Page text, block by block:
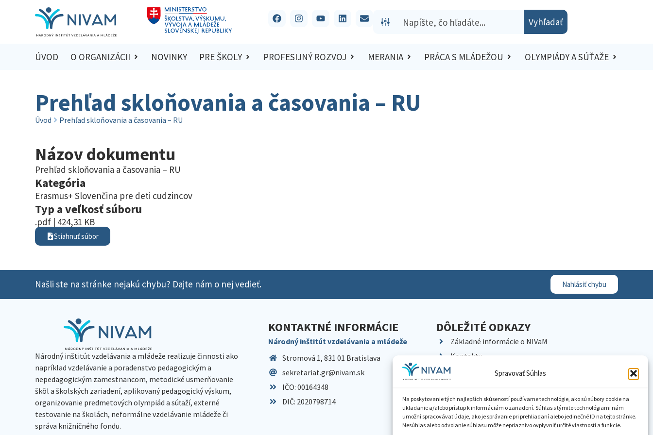
Spravovať Súhlas
Na poskytovanie tých najlepších skúseností používame technológie, ako sú súbory cookie na
ukladanie a/alebo prístup k informáciám o zariadení. Súhlas s týmito technológiami nám
umožní spracovávať údaje, ako je správanie pri prehliadaní alebo jedinečné ID na tejto stránke.
Nesúhlas alebo odvolanie súhlasu môže nepriaznivo ovplyvniť určité vlastnosti a funkcie.
Vyhľadať
ÚVOD O ORGANIZÁCII NOVINKY PRE ŠKOLY PROFESIJNÝ ROZVOJ MERANIA PRÁCA S MLÁDEŽOU OLYMPIÁDY A SÚŤAŽE
Prehľad skloňovania a časovania – RU
Úvod Prehľad skloňovania a časovania – RU
Názov dokumentu
Prehľad skloňovania a časovania – RU
Kategória
Erasmus+ Slovenčina pre deti cudzincov
Typ a veľkosť súboru
.pdf | 424,31 KB
Stiahnuť súbor
Našli ste na stránke nejakú chybu? Dajte nám o nej vedieť. Nahlásiť chybu
Národný inštitút vzdelávania a mládeže realizuje činnosti ako
napríklad vzdelávanie a poradenstvo pedagogickým a
nepedagogickým zamestnancom, metodické usmerňovanie
škôl a školských zariadení, aplikovaný pedagogický výskum,
organizovanie predmetových olympiád a súťaží, externé
testovanie na školách, neformálne vzdelávanie mládeže či
správa knižničného fondu.
KONTAKTNÉ INFORMÁCIE
Národný inštitút vzdelávania a mládeže
Stromová 1, 831 01 Bratislava
sekretariat.gr@nivam.sk
IČO: 00164348
DIČ: 2020798714
DÔLEŽITÉ ODKAZY
Základné informácie o NIVaM
Kontakty
Kariéra
Pracoviská NIVaM
Dokumenty inštitúcie
Knižnica